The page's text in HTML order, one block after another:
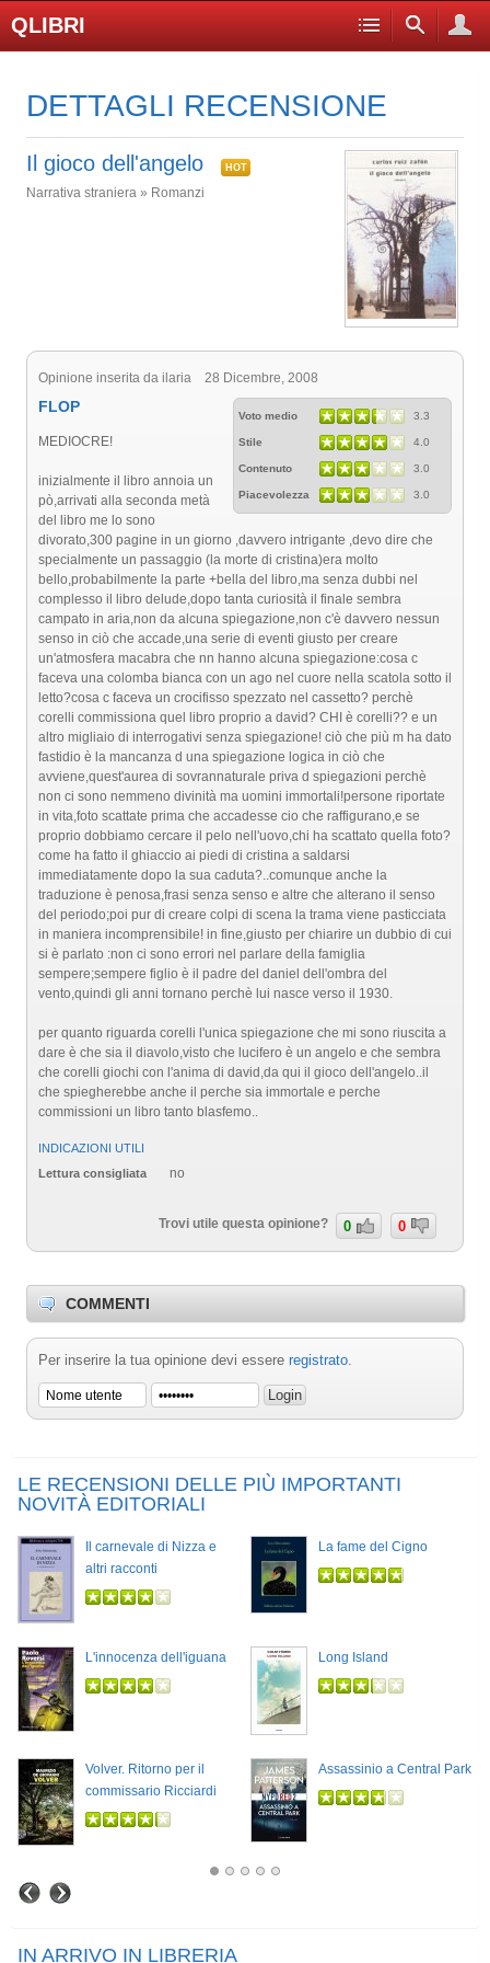
QLIBRI
DETTAGLI RECENSIONE
Il gioco dell'angelo HOT
Narrativa straniera » Romanzi
Opinione inserita da ilaria 28 Dicembre, 2008
Voto medio 3.3
Stile 4.0
Contenuto 3.0
Piacevolezza 3.0
FLOP
MEDIOCRE!
inizialmente il libro annoia un
pò,arrivati alla seconda metà
del libro me lo sono
divorato,300 pagine in un giorno ,davvero intrigante ,devo dire che
specialmente un passaggio (la morte di cristina)era molto
bello,probabilmente la parte +bella del libro,ma senza dubbi nel
complesso il libro delude,dopo tanta curiosità il finale sembra
campato in aria,non da alcuna spiegazione,non c'è davvero nessun
senso in ciò che accade,una serie di eventi giusto per creare
un'atmosfera macabra che nn hanno alcuna spiegazione:cosa c
faceva una colomba bianca con un ago nel cuore nella scatola sotto il
letto?cosa c faceva un crocifisso spezzato nel cassetto? perchè
corelli commissiona quel libro proprio a david? CHI è corelli?? e un
altro migliaio di interrogativi senza spiegazione! ciò che più m ha dato
fastidio è la mancanza d una spiegazione logica in ciò che
avviene,quest'aurea di sovrannaturale priva d spiegazioni perchè
non ci sono nemmeno divinità ma uomini immortali!persone riportate
in vita,foto scattate prima che accadesse cio che raffigurano,e se
proprio dobbiamo cercare il pelo nell'uovo,chi ha scattato quella foto?
come ha fatto il ghiaccio ai piedi di cristina a saldarsi
immediatamente dopo la sua caduta?..comunque anche la
traduzione è penosa,frasi senza senso e altre che alterano il senso
del periodo;poi pur di creare colpi di scena la trama viene pasticciata
in maniera incomprensibile! in fine,giusto per chiarire un dubbio di cui
si è parlato :non ci sono errori nel parlare della famiglia
sempere;sempere figlio è il padre del daniel dell'ombra del
vento,quindi gli anni tornano perchè lui nasce verso il 1930.
per quanto riguarda corelli l'unica spiegazione che mi sono riuscita a
dare è che sia il diavolo,visto che lucifero è un angelo e che sembra
che corelli giochi con l'anima di david,da qui il gioco dell'angelo..il
che spiegherebbe anche il perche sia immortale e perche
commissioni un libro tanto blasfemo..
INDICAZIONI UTILI
Lettura consigliata
no
Trovi utile questa opinione? 0 0
COMMENTI
Per inserire la tua opinione devi essere registrato.
LE RECENSIONI DELLE PIÙ IMPORTANTI
NOVITÀ EDITORIALI
Il carnevale di Nizza e
altri racconti
La fame del Cigno
L'innocenza dell'iguana Long Island
Volver. Ritorno per il
commissario Ricciardi
Assassinio a Central Park
IN ARRIVO IN LIBRERIA